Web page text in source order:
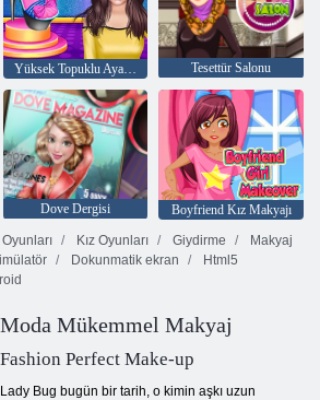
Yüksek Topuklu Ayakkabı Tasarımcısı Tesettür Salonu
Dove Dergisi
Boyfriend Kız Makyajı
Kız Oyunları Giydirme
Makyaj
Dokunmatik ekran
Html5
Moda Mükemmel Makyaj
Fashion Perfect Make-up
Lady Bug bugün bir tarih, o kimin aşkı uzun